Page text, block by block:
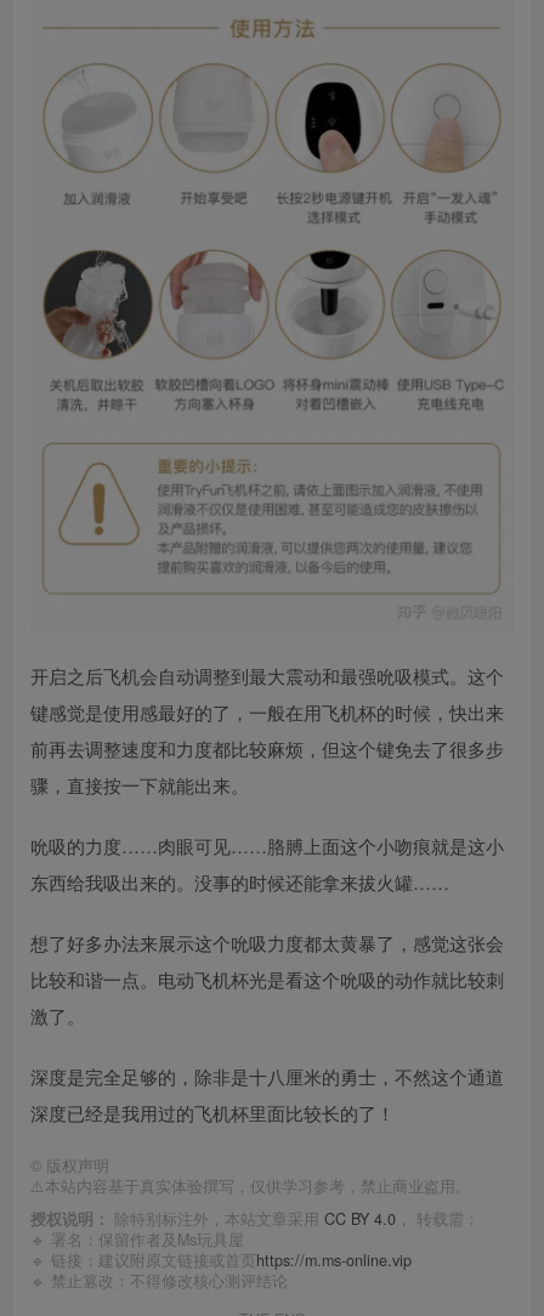
开启之后飞机会自动调整到最大震动和最强吮吸模式。这个
键感觉是使用感最好的了，一般在用飞机杯的时候，快出来
前再去调整速度和力度都比较麻烦，但这个键免去了很多步
骤，直接按一下就能出来。
吮吸的力度……肉眼可见……胳膊上面这个小吻痕就是这小
东西给我吸出来的。没事的时候还能拿来拔火罐……
想了好多办法来展示这个吮吸力度都太黄暴了，感觉这张会
比较和谐一点。电动飞机杯光是看这个吮吸的动作就比较刺
激了。
深度是完全足够的，除非是十八厘米的勇士，不然这个通道
深度已经是我用过的飞机杯里面比较长的了！
© 版权声明
⚠️本站内容基于真实体验撰写，仅供学习参考，禁止商业盗用。
授权说明： 除特别标注外，本站文章采用 CC BY 4.0 ， 转载需：
🔹 署名：保留作者及 Ms玩具屋
🔹 链接：建议附原文链接或首页https://m.ms-online.vip
🔹 禁止篡改：不得修改核心测评结论